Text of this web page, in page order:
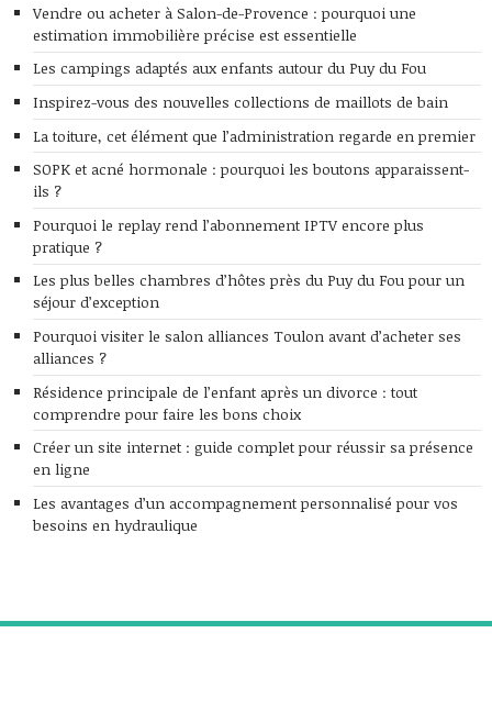
Vendre ou acheter à Salon-de-Provence : pourquoi une
estimation immobilière précise est essentielle
Les campings adaptés aux enfants autour du Puy du Fou
Inspirez-vous des nouvelles collections de maillots de bain
La toiture, cet élément que l’administration regarde en premier
SOPK et acné hormonale : pourquoi les boutons apparaissent-
ils ?
Pourquoi le replay rend l’abonnement IPTV encore plus
pratique ?
Les plus belles chambres d’hôtes près du Puy du Fou pour un
séjour d’exception
Pourquoi visiter le salon alliances Toulon avant d’acheter ses
alliances ?
Résidence principale de l’enfant après un divorce : tout
comprendre pour faire les bons choix
Créer un site internet : guide complet pour réussir sa présence
en ligne
Les avantages d’un accompagnement personnalisé pour vos
besoins en hydraulique